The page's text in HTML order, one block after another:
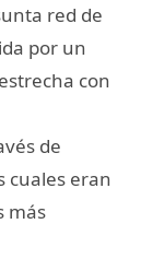
red de
por un
con
de
cuales eran
más